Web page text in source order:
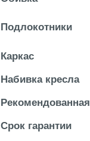
Подлокотники
Каркас
Набивка кресла
Срок гарантии